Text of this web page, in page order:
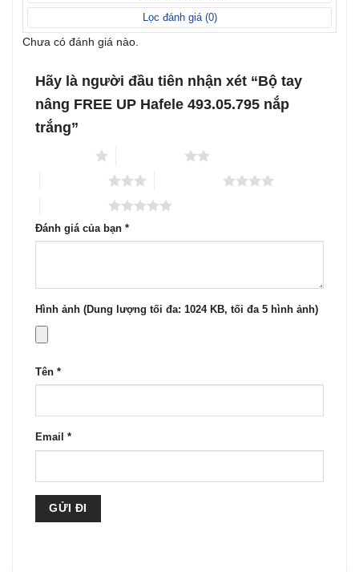
sao
Lọc đánh giá (0)
Chưa có đánh giá nào.
Hãy là người đầu tiên nhận xét “Bộ tay
nâng FREE UP Hafele 493.05.795 nắp
trắng”
Đánh giá của bạn *
Hình ảnh (Dung lượng tối đa: 1024 KB, tối đa 5 hình ảnh)
Tên *
Email *